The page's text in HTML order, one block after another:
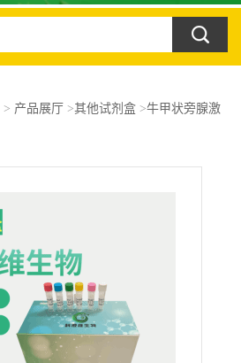
> 产品展厅>其他试剂盒>牛甲状旁腺激